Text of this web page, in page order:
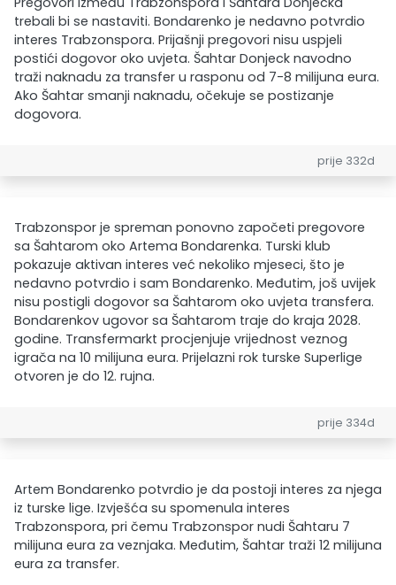
trebali bi se nastaviti. Bondarenko je nedavno potvrdio
interes Trabzonspora. Prijašnji pregovori nisu uspjeli
postići dogovor oko uvjeta. Šahtar Donjeck navodno
traži naknadu za transfer u rasponu od 7-8 milijuna eura.
Ako Šahtar smanji naknadu, očekuje se postizanje
dogovora.
prije 332d
Trabzonspor je spreman ponovno započeti pregovore
sa Šahtarom oko Artema Bondarenka. Turski klub
pokazuje aktivan interes već nekoliko mjeseci, što je
nedavno potvrdio i sam Bondarenko. Međutim, još uvijek
nisu postigli dogovor sa Šahtarom oko uvjeta transfera.
Bondarenkov ugovor sa Šahtarom traje do kraja 2028.
godine. Transfermarkt procjenjuje vrijednost veznog
igrača na 10 milijuna eura. Prijelazni rok turske Superlige
otvoren je do 12. rujna.
prije 334d
Artem Bondarenko potvrdio je da postoji interes za njega
iz turske lige. Izvješća su spomenula interes
Trabzonspora, pri čemu Trabzonspor nudi Šahtaru 7
milijuna eura za veznjaka. Međutim, Šahtar traži 12 milijuna
eura za transfer.